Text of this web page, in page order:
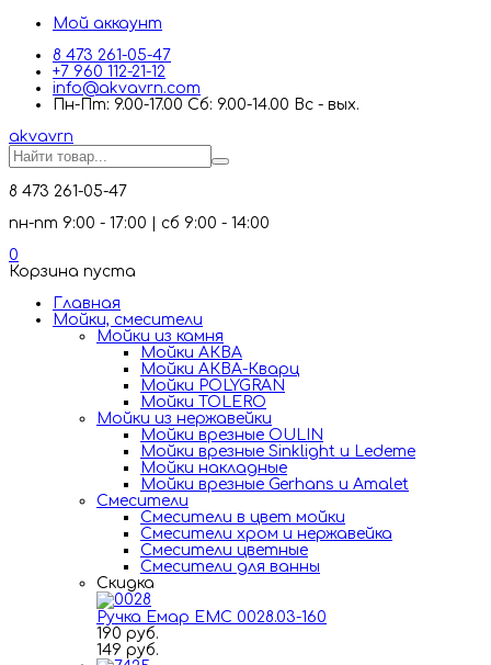
Мой аккаунт
8 473 261-05-47
+7 960 112-21-12
info@akvavrn.com
Пн-Пт: 9.00-17.00 Сб: 9.00-14.00 Вс - вых.
akvavrn
8 473 261-05-47
пн-пт 9:00 - 17:00 | сб 9:00 - 14:00
0
Корзина пуста
Главная
Мойки, смесители
Mойки из камня
Мойки АКВА
Мойки АКВА-Кварц
Мойки POLYGRAN
Мойки TOLERO
Мойки из нержавейки
Мойки врезные OULIN
Мойки врезные Sinklight и Ledeme
Мойки накладные
Мойки врезные Gerhans и Amalet
Смесители
Смесители в цвет мойки
Смесители хром и нержавейка
Смесители цветные
Смесители для ванны
Скидка
Ручка Емар ЕМС 0028.03-160
190 руб.
149 руб.